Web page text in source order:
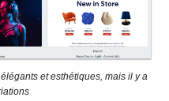
et esthétiques, mais il y a